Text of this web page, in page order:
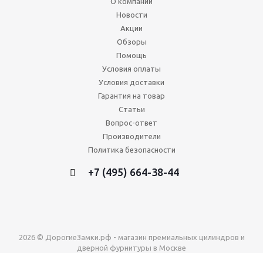
Новости
Акции
Обзоры
Помощь
Условия оплаты
Условия доставки
Гарантия на товар
Статьи
Вопрос-ответ
Производители
Политика безопасности
+7 (495) 664-38-44
2026 © ДорогиеЗамки.рф - магазин премиальных цилиндров и
дверной фурнитуры в Москве